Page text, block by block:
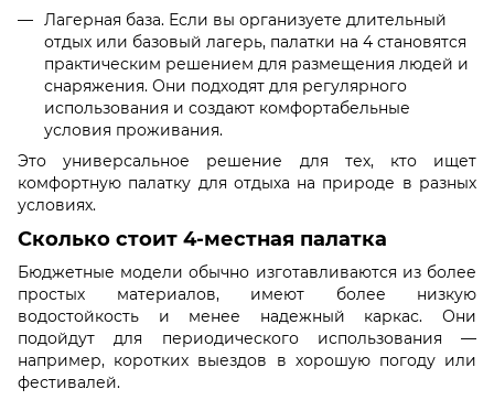
Лагерная база. Если вы организуете длительный
отдых или базовый лагерь, палатки на 4 становятся
практическим решением для размещения людей и
снаряжения. Они подходят для регулярного
использования и создают комфортабельные
условия проживания.
Это универсальное решение для тех, кто ищет
комфортную палатку для отдыха на природе в разных
условиях.
Сколько стоит 4-местная палатка
Бюджетные модели обычно изготавливаются из более
простых материалов, имеют более низкую
водостойкость и менее надежный каркас. Они
подойдут для периодического использования —
например, коротких выездов в хорошую погоду или
фестивалей.